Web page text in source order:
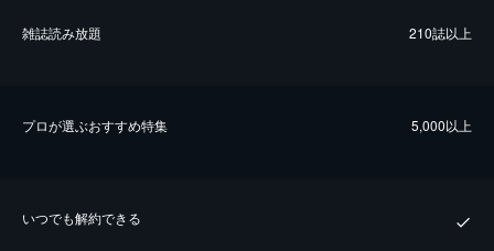
雑誌読み放題 210誌以上
プロが選ぶおすすめ特集 5,000以上
いつでも解約できる